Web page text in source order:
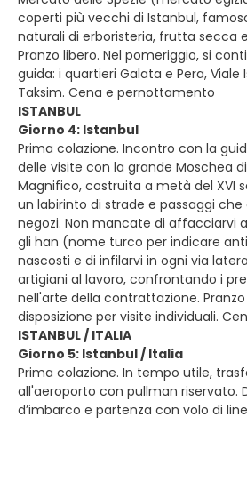
coperti più vecchi di Istanbul,
naturali di erboristeria, frutta secca
Pranzo libero. Nel pomeriggio, si
guida: i quartieri Galata e Pera, Viale
Taksim. Cena e pernottamento
ISTANBUL
Giorno 4: Istanbul
Prima colazione. Incontro con la
delle visite con la grande Moschea
Magnifico, costruita a metà del XVI
un labirinto di strade e passaggi
negozi. Non mancate di affacciarvi
gli han (nome turco per indicare
nascosti e di infilarvi in ogni via
artigiani al lavoro, confrontando i
nell'arte della contrattazione.
disposizione per visite individuali.
ISTANBUL / ITALIA
Giorno 5: Istanbul / Italia
Prima colazione. In tempo utile,
all'aeroporto con pullman riservato.
d’imbarco e partenza con volo di